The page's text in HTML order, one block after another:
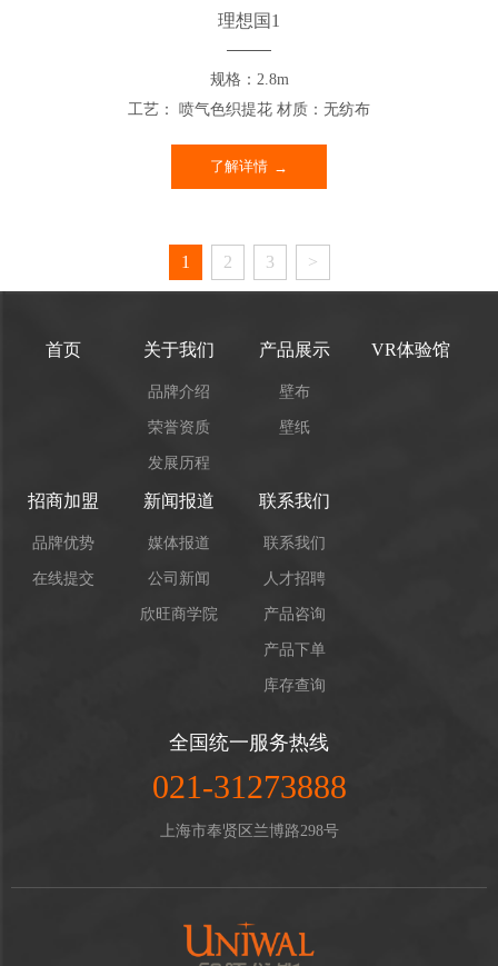
理想国1
规格：2.8m
工艺： 喷气色织提花 材质：无纺布
了解详情
1 2 3 >
首页 关于我们
品牌介绍
荣誉资质
发展历程
产品展示
壁布
壁纸
VR体验馆
招商加盟
品牌优势
在线提交
新闻报道
媒体报道
公司新闻
欣旺商学院
联系我们
联系我们
人才招聘
产品咨询
产品下单
库存查询
全国统一服务热线
021-31273888
上海市奉贤区兰博路298号